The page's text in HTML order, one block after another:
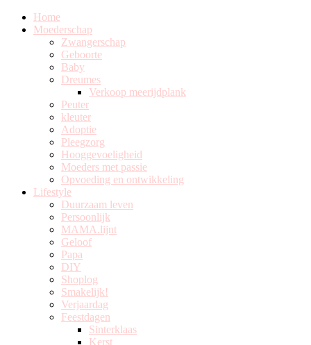
Home
Moederschap
Zwangerschap
Geboorte
Baby
Dreumes
Verkoop meerijdplank
Peuter
kleuter
Adoptie
Pleegzorg
Hooggevoeligheid
Moeders met passie
Opvoeding en ontwikkeling
Lifestyle
Duurzaam leven
Persoonlijk
MAMA.lijnt
Geloof
Papa
DIY
Shoplog
Smakelijk!
Verjaardag
Feestdagen
Sinterklaas
Kerst